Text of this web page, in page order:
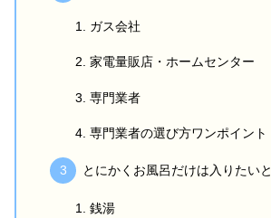
ガス会社
家電量販店・ホームセンター
専門業者
専門業者の選び方ワンポイント
とにかくお風呂だけは入りたい
銭湯